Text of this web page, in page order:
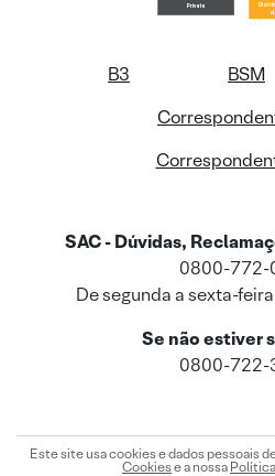
B3 BSM
SAC - Dúvidas,
0800-772-
De segunda a sexta-
Se não estiver
0800-722-
Este site usa cookies e dados pessoais
Cookiese a nossa